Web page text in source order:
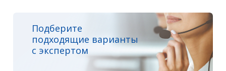
Подберите
подходящие варианты
с экспертом